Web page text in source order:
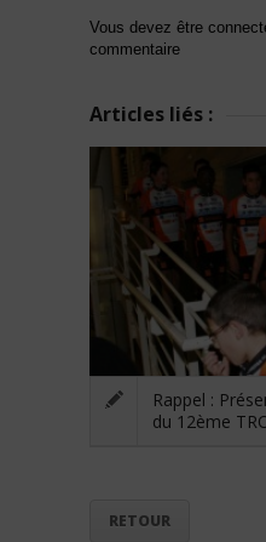
Vous devez être
commentaire
Articles liés :
Rappel :
du 12ème
RETOUR